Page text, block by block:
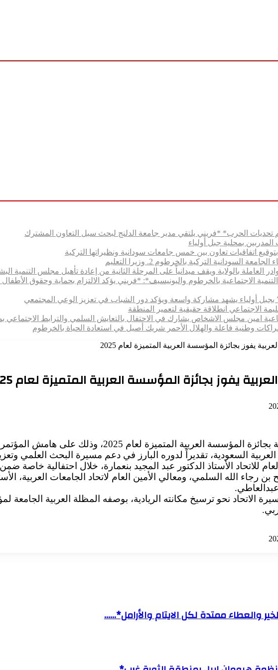
تحديات الحرب* *فريني يلتقي مدير جامعة الدلنج لبحث سبل التعاون المشترك
بتوقيع اتفاقيات تعاون بين خمس جامعات سودانية ونظيراتها التركية
السودانية التركية بالخرطوم 2. وزيرا التعليم
العاملة بالولاية ويقف ميدانياً على المرحلة الثانية من إعادة تأهيل مجلس التنمية
الاجتماعية بالخرطوم واليونيسيف*: *​فريني يؤكد الالتزام بحماية وحقوق
بجبل أولياء يشهد مشاركة واسعة ويؤكد دور الشباب في تعزيز الوعي المجتمعي
الاجتماعي انطلاقة حقيقية لتعمير المنطقة
امين مجلس الاشخاص يشارك في الاحتفال بالتعايش السلمي والترابط الاجتماعي
وطنية فاعلة والهلال الأحمر شريك أصيل في استعادة الحياة بالخرطوم
يفوز بجائزة المؤسسة العربية المتميزة لعام 2025
يفوز بجائزة المؤسسة العربية المتميزة لعام 2025
فاز اتحاد مجالس البحث العلمي العربية بجائزة المؤسسة
السعودية، تقديراً لدوره البارز في دعم مسيرة البحث العلمي
للاتحاد الأستاذ الدكتور عبد المجيد بنعمارة، خلال احتفالية
بن رجاء الله السلمي، ومعالي الأمين العام لاتحاد الجامعات
عبدالعاطي.
الاتحاد نحو ترسيخ مكانته الريادية، بوصفه المظلة العربية
والعطاء ممتدة لكل الايتام والأرامل*……